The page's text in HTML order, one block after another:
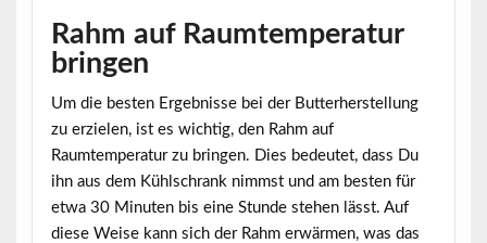
Rahm auf Raumtemperatur
bringen
Um die besten Ergebnisse bei der Butterherstellung
zu erzielen, ist es wichtig, den Rahm auf
Raumtemperatur zu bringen. Dies bedeutet, dass Du
ihn aus dem Kühlschrank nimmst und am besten für
etwa 30 Minuten bis eine Stunde stehen lässt. Auf
diese Weise kann sich der Rahm erwärmen, was das